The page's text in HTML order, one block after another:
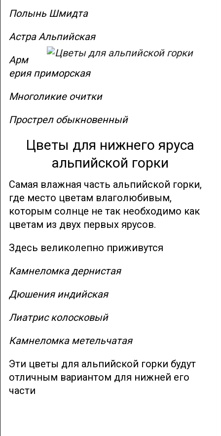
Полынь Шмидта
Астра Альпийская
Арм
ерия приморская
Многоликие очитки
Прострел обыкновенный
Цветы для нижнего яруса
альпийской горки
Самая влажная часть альпийской горки,
где место цветам влаголюбивым,
которым солнце не так необходимо как
цветам из двух первых ярусов.
Здесь великолепно приживутся
Камнеломка дернистая
Дюшения индийская
Лиатрис колосковый
Камнеломка метельчатая
Эти цветы для альпийской горки будут
отличным вариантом для нижней его
части